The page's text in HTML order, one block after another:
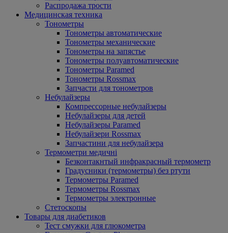
Распродажа трости
Медицинская техника
Тонометры
Тонометры автоматические
Тонометры механические
Тонометры на запястье
Тонометры полуавтоматические
Тонометры Paramed
Тонометры Rossmax
Запчасти для тонометров
Небулайзеры
Компрессорные небулайзеры
Небулайзеры для детей
Небулайзеры Paramed
Небулайзери Rossmax
Запчастини для небулайзера
Термометри медичні
Безконтакнтый инфракрасный термометр
Градусники (термометры) без ртути
Термометры Paramed
Термометры Rossmax
Термометры электронные
Стетоскопы
Товары для диабетиков
Тест смужки для глюкометра